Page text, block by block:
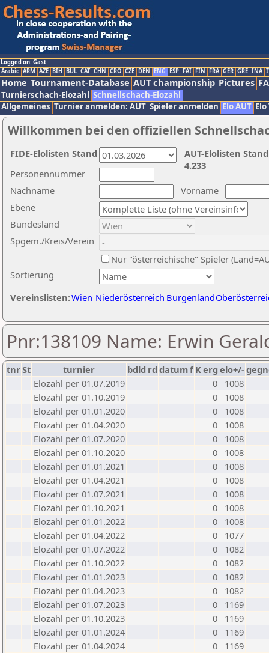
Logged on: Gast
Arabic ARM AZE BIH BUL CAT CHN CRO CZE DEN ENG ESP FAI FIN FRA GER GRE INA
Home Tournament-Database AUT championship Pictures
Turnierschach-Elozahl Schnellschach-Elozahl
Allgemeines Turnier anmelden: AUT Spieler anmelden Elo AUT
Willkommen bei den offiziellen
Nachname
Vorname
Ebene
Sortierung
Personennummer
Bundesland
Spgem./Kreis/Verein
Nur "österreichische" Spieler
Vereinslisten:Wien Niederösterreich Burgenland
AUT-Elolisten
4.233
FIDE-Elolisten Stand
Pnr:138109 Name: Erwin
tnrSt turnier bdld rd datumf Kerg elo+/-
Elozahl per 01.07.2019
0
1008
Elozahl per 01.10.2019
0
1008
Elozahl per 01.01.2020
0
1008
Elozahl per 01.04.2020
0
1008
Elozahl per 01.07.2020
0
1008
Elozahl per 01.10.2020
0
1008
Elozahl per 01.01.2021
0
1008
Elozahl per 01.04.2021
0
1008
Elozahl per 01.07.2021
0
1008
Elozahl per 01.10.2021
0
1008
Elozahl per 01.01.2022
0
1008
Elozahl per 01.04.2022
0
1077
Elozahl per 01.07.2022
0
1082
Elozahl per 01.10.2022
0
1082
Elozahl per 01.01.2023
0
1082
Elozahl per 01.04.2023
0
1082
Elozahl per 01.07.2023
0
1169
Elozahl per 01.10.2023
0
1169
Elozahl per 01.01.2024
0
1169
Elozahl per 01.04.2024
0
1169